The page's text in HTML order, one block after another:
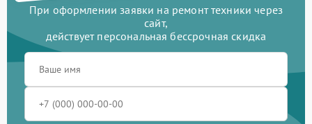
При оформлении заявки на ремонт техники через
сайт,
действует персональная бессрочная скидка